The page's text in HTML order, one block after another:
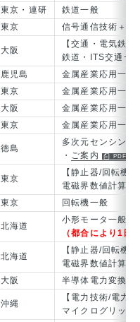
東京・連研
鉄道一般
東京 信号通信技術＋鉄
大阪
【交通・電気鉄
鉄道・ITS交通一
鹿児島
金属産業応用一般
東京
金属産業応用一般
大阪
金属産業応用一般
東京 金属産業応用一般
徳島
多次元センシング
・ ご案内
東京
【静止器/回転機
電磁界数値計算技
東京 回転機一般
北海道
小形モータ一般
（都合により1日
北海道
【静止器/回転機
電磁界数値計算技
大阪 半導体電力変換一
沖縄
【電力技術/電力
マイクログリッド